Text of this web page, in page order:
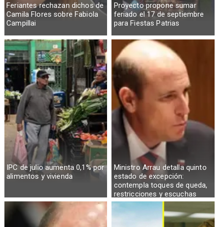
Feriantes rechazan dichos de
Camila Flores sobre Fabiola
Campillai
Proyecto propone sumar
feriado el 17 de septiembre
para Fiestas Patrias
IPC de julio aumenta 0,1% por
alimentos y vivienda
Ministro Arrau detalla quinto
estado de excepción:
contempla toques de queda,
restricciones y escuchas
telefónicas en zonas críticas